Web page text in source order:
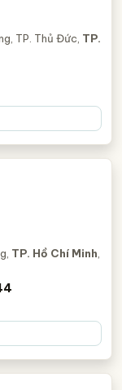
TP. Thủ Đức, TP.
TP. Hồ Chí Minh